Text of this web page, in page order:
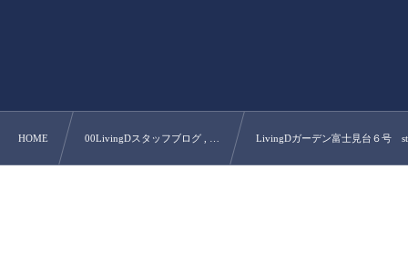
HOME 00LivingDスタッフブログ , … LivingDガーデン富士見台６号